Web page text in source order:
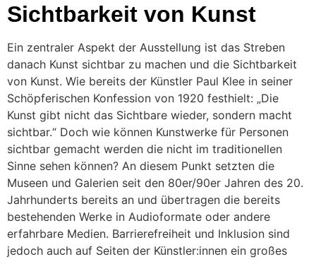
Sichtbarkeit von Kunst
Ein zentraler Aspekt der Ausstellung ist das Streben
danach Kunst sichtbar zu machen und die Sichtbarkeit
von Kunst. Wie bereits der Künstler Paul Klee in seiner
Schöpferischen Konfession von 1920 festhielt: „Die
Kunst gibt nicht das Sichtbare wieder, sondern macht
sichtbar.“ Doch wie können Kunstwerke für Personen
sichtbar gemacht werden die nicht im traditionellen
Sinne sehen können? An diesem Punkt setzten die
Museen und Galerien seit den 80er/90er Jahren des 20.
Jahrhunderts bereits an und übertragen die bereits
bestehenden Werke in Audioformate oder andere
erfahrbare Medien. Barrierefreiheit und Inklusion sind
jedoch auch auf Seiten der Künstler:innen ein großes